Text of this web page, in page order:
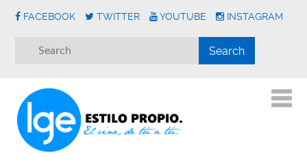
FACEBOOK TWITTER YOUTUBE INSTAGRAM